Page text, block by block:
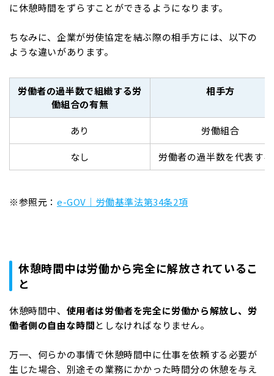
に休憩時間をずらすことができるようになります。
ちなみに、企業が労使協定を結ぶ際の相手方には、以下の
ような違いがあります。
労働者の過半数で組織する労
働組合の有無
相手方
あり 労働組合
なし 労働者の過半数を代表す
※参照元： e-GOV｜労働基準法第34条2項
休憩時間中は労働から完全に解放されているこ
と
休憩時間中、 使用者は労働者を完全に労働から解放し、労
働者側の自由な時間としなければなりません。
万一、何らかの事情で休憩時間中に仕事を依頼する必要が
生じた場合、別途その業務にかかった時間分の休憩を与え